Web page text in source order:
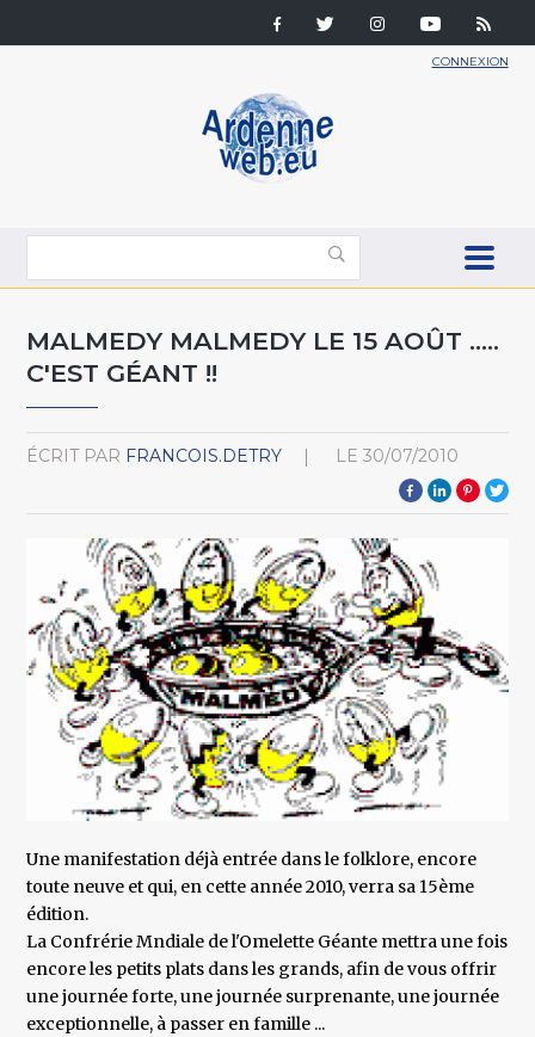
CONNEXION
MALMEDY MALMEDY LE 15 AOÛT .....
C'EST GÉANT !!
ÉCRIT PAR FRANCOIS.DETRY LE 30/07/2010
Une manifestation déjà entrée dans le folklore, encore
toute neuve et qui, en cette année 2010, verra sa 15ème
édition.
La Confrérie Mndiale de l'Omelette Géante mettra une fois
encore les petits plats dans les grands, afin de vous offrir
une journée forte, une journée surprenante, une journée
exceptionnelle, à passer en famille ...